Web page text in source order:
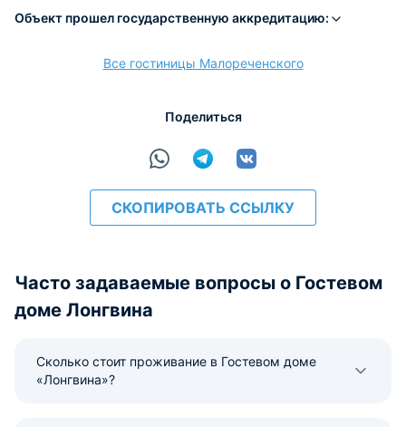
расчёт
Объект прошел государственную аккредитацию:
Все гостиницы Малореченского
Поделиться
СКОПИРОВАТЬ ССЫЛКУ
Часто задаваемые вопросы о Гостевом
доме Лонгвина
Сколько стоит проживание в Гостевом доме
«Лонгвина»?